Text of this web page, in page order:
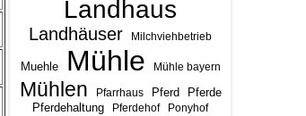
Landhaus
Landhäuser Milchviehbetrieb
Muehle Mühle Mühle bayern
Mühlen Pfarrhaus Pferd Pferde
Pferdehaltung Pferdehof Ponyhof